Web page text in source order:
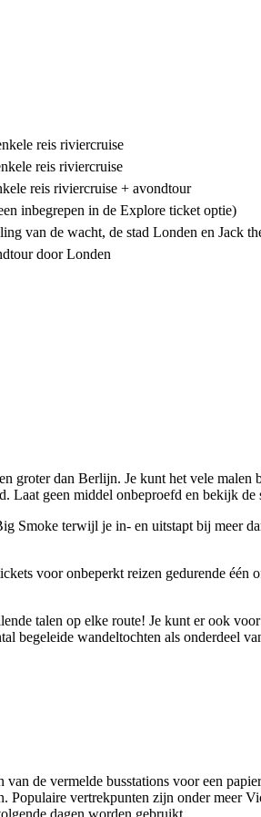
reis riviercruise
reis riviercruise
reis riviercruise + avondtour
inbegrepen in de Explore ticket optie)
van de wacht, de stad Londen en Jack
door Londen
groter dan Berlijn. Je kunt het vele
Laat geen middel onbeproefd en bekijk
Smoke terwijl je in- en uitstapt bij meer
voor onbeperkt reizen gedurende
talen op elke route! Je kunt er ook
begeleide wandeltochten als onderdeel
de vermelde busstations voor een
Populaire vertrekpunten zijn onder
dagen worden gebruikt